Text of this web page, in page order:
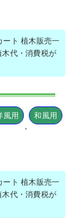
ト 植木販売一
代・消費税が
風用
,
和風用
ト 植木販売一
代・消費税が